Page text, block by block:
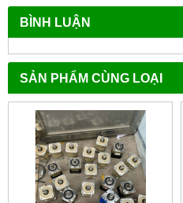
BÌNH LUẬN
SẢN PHẨM CÙNG LOẠI